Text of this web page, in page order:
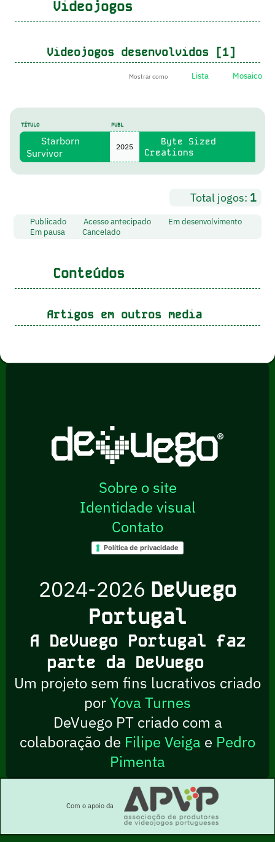
Videojogos
Videojogos desenvolvidos [1]
Mostrar como Lista Mosaico
TÍTULO PUBL
Starborn
Survivor
2025
Byte Sized
Creations
Total jogos: 1
Publicado Acesso antecipado
Em desenvolvimento
Em pausa
Cancelado
Conteúdos
Artigos em outros media
Sobre o site
Identidade visual
Contato
Política de privacidade
2024-2026 DeVuego
Portugal
A DeVuego Portugal faz
parte da DeVuego
Um projeto sem fins lucrativos criado
porYova Turnes
DeVuego PT criado com a
colaboração de Filipe Veiga e Pedro
Pimenta
Com o apoio da